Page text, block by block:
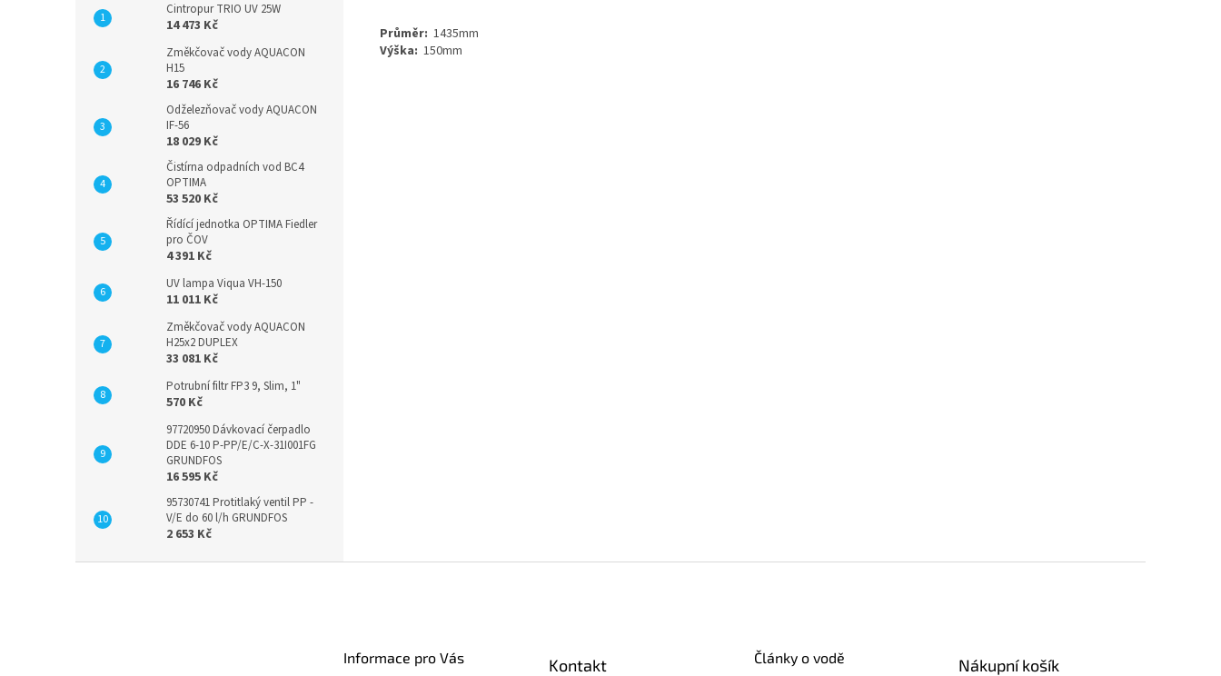
Cintropur TRIO UV 25W
14 473 Kč
Změkčovač vody AQUACON
H15
16 746 Kč
Odželezňovač vody AQUACON
IF-56
18 029 Kč
Čistírna odpadních vod BC4
OPTIMA
53 520 Kč
Řídící jednotka OPTIMA Fiedler
pro ČOV
4 391 Kč
UV lampa Viqua VH-150
11 011 Kč
Změkčovač vody AQUACON
H25x2 DUPLEX
33 081 Kč
Potrubní filtr FP3 9, Slim, 1"
570 Kč
97720950 Dávkovací čerpadlo
DDE 6-10 P-PP/E/C-X-31I001FG
GRUNDFOS
16 595 Kč
95730741 Protitlaký ventil PP -
V/E do 60 l/h GRUNDFOS
2 653 Kč
Průměr: 1435mm
Výška: 150mm
Informace pro Vás Kontakt Články o vodě Nákupní košík